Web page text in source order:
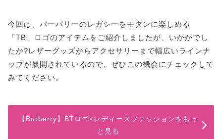
今回は、バーバリーのレガシーをモダンに楽しめる
「TB」ロゴのアイテムをご紹介しましたが、いかがでし
たか?レザーグッズからアクセサリーまで幅広いラインナ
ップが展開されているので、ぜひこの機会にチェックして
みてください。
【Burberry】BTロゴ×レディースファッションをもっ
と見る